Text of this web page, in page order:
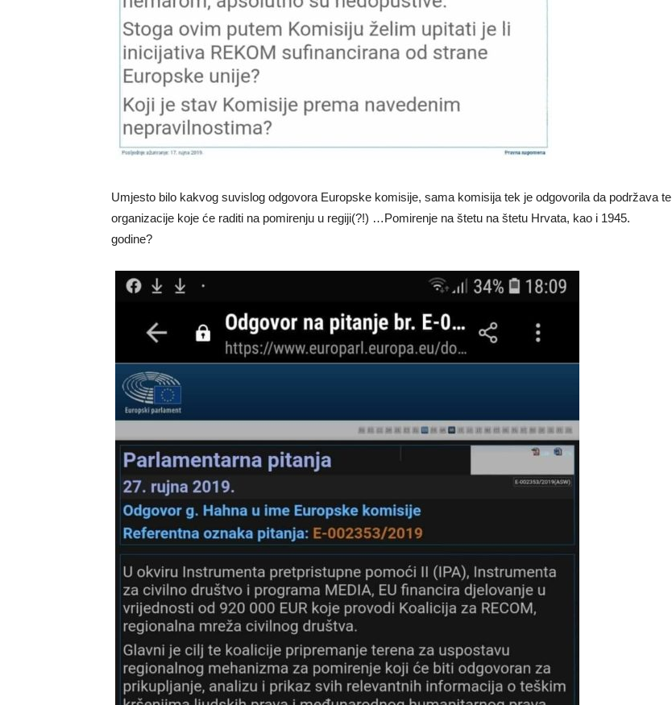
Umjesto bilo kakvog suvislog odgovora Europske komisije, sama komisija tek je odgovorila da podržava te
organizacije koje će raditi na pomirenju u regiji(?!) …Pomirenje na štetu na štetu Hrvata, kao i 1945.
godine?